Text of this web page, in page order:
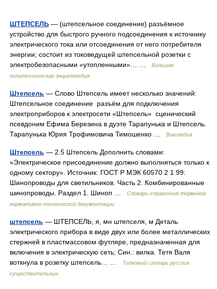
ШТЕПСЕЛЬ — (штепсельное соединение) разъёмное
устройство для быстрого ручного подсоединения к источнику
электрического тока или отсоединения от него потребителя
энергии; состоит из токоведущей штепсельной розетки с
электробезопасными «утопленными»… …
Большая
политехническая энциклопедия
Штепсель — Слово Штепсель имеет несколько значений:
Штепсельное соединение разъём для подключения
электроприборов к электросети «Штепсель» сценический
псевдоним Ефима Березина в дуэте Тарапунька и Штепсель.
Тарапунька Юрия Трофимовича Тимошенко …
Википедия
Штепсель — 2.5 Штепсель Дополнить словами:
«Электрическое присоединение должно выполняться только к
одному сектору». Источник: ГОСТ Р МЭК 60570 2 1 99:
Шинопроводы для светильников. Часть 2. Комбинированные
шинопроводы. Раздел 1. Шиноп …
Словарь-справочник терминов
нормативно-технической документации
штепсель — ШТЕПСЕЛЬ, я, мн штепселя, м Деталь
электрического прибора в виде двух или более металлических
стержней в пластмассовом футляре, предназначенная для
включения в электрическую сеть; Син.: вилка. Тетя Валя
воткнула в розетку штепсель… …
Толковый словарь русских
существительных